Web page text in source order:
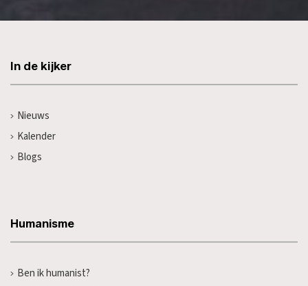
In de kijker
Nieuws
Kalender
Blogs
Humanisme
Ben ik humanist?